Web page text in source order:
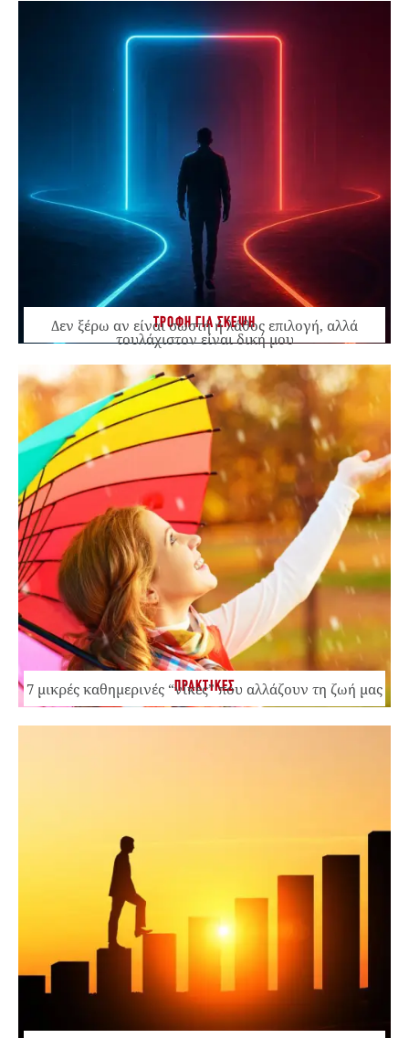
ΤΡΟΦΗ ΓΙΑ ΣΚΕΨΗ
Δεν ξέρω αν είναι σωστή ή λάθος επιλογή, αλλά
τουλάχιστον είναι δική μου
ΠΡΑΚΤΙΚΕΣ
7 μικρές καθημερινές “νίκες” που αλλάζουν τη ζωή μας